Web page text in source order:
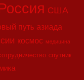
США
путь азиада
космос медицина
спутник